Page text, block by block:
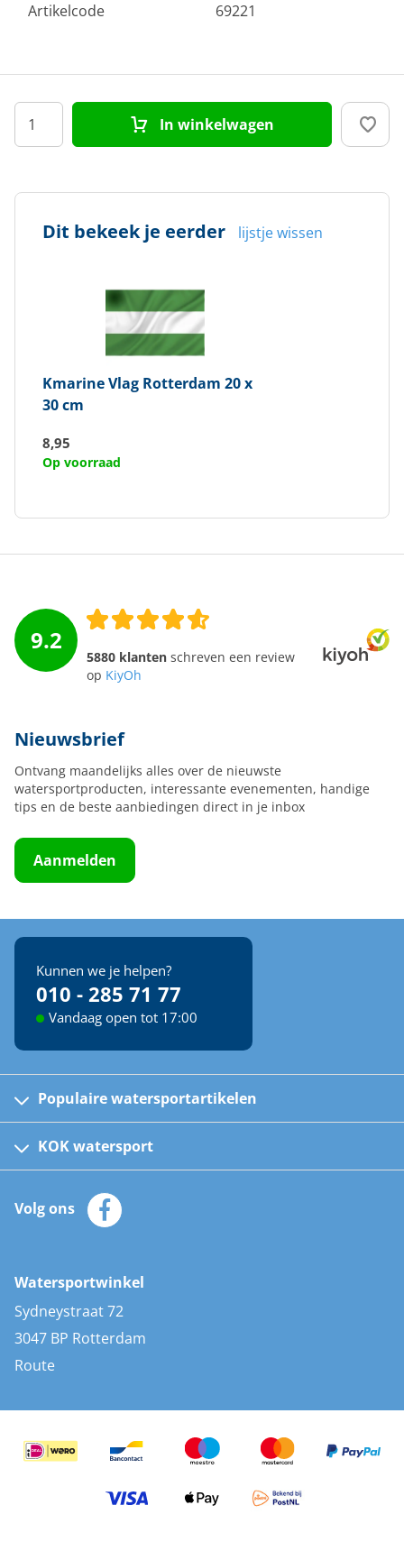
Artikelcode 69221
In winkelwagen
Dit bekeek je eerder lijstje wissen
KmarineVlag Rotterdam 20 x
30 cm
8,95
Op voorraad
9.2
5880 klanten schreven een review
op KiyOh
Nieuwsbrief
Ontvang maandelijks alles over de nieuwste
watersportproducten, interessante evenementen, handige
tips en de beste aanbiedingen direct in je inbox
Aanmelden
Kunnen we je helpen?
010 - 285 71 77
Vandaag open tot 17:00
Populaire watersportartikelen
Kinder reddingsvesten
Automatische reddingsvesten
Zeilkleding
Zonnepanelen
AIS transponders
Stootwillen en fenders
Bootkussens
Zwemtrappen
KOK watersport
Klantenservice
Merken
Volg ons
Watersportwinkel
Sydneystraat 72
3047 BP Rotterdam
Route